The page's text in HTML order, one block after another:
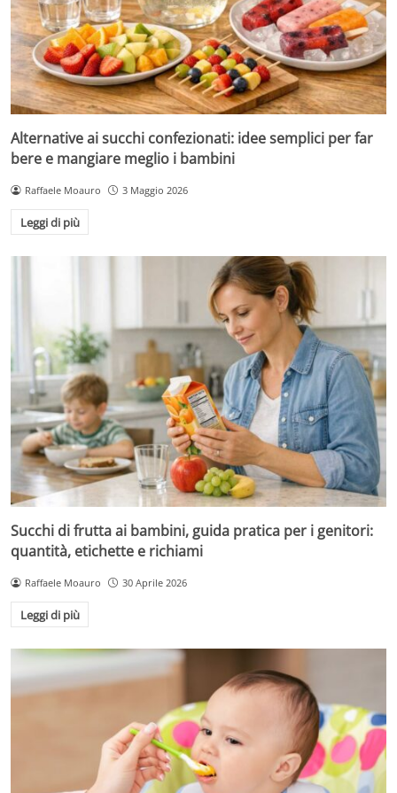
Alternative ai succhi confezionati: idee semplici per far
bere e mangiare meglio i bambini
Raffaele Moauro 3 Maggio 2026
Leggi di più
Succhi di frutta ai bambini, guida pratica per i genitori:
quantità, etichette e richiami
Raffaele Moauro 30 Aprile 2026
Leggi di più